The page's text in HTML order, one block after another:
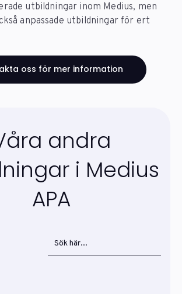
utbildningar inom Medius, men
anpassade utbildningar för ert
oss för mer information
andra
i Medius
APA